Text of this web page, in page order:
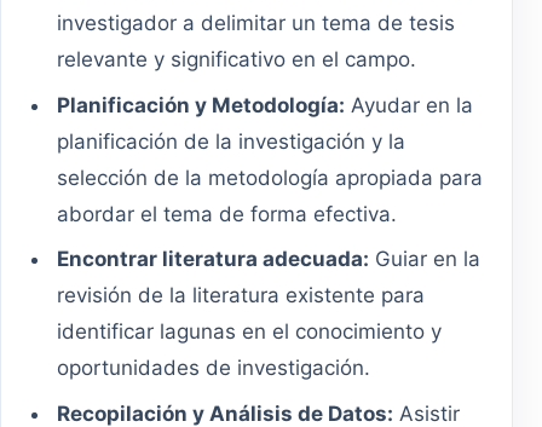
investigador a delimitar un tema de tesis
relevante y significativo en el campo.
Planificación y Metodología: Ayudar en la
planificación de la investigación y la
selección de la metodología apropiada para
abordar el tema de forma efectiva.
Encontrar literatura adecuada: Guiar en la
revisión de la literatura existente para
identificar lagunas en el conocimiento y
oportunidades de investigación.
Recopilación y Análisis de Datos: Asistir